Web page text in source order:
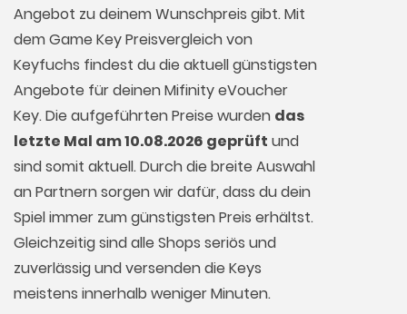
Angebot zu deinem Wunschpreis gibt. Mit
dem Game Key Preisvergleich von
Keyfuchs findest du die aktuell günstigsten
Angebote für deinen Mifinity eVoucher
Key. Die aufgeführten Preise wurden das
letzte Mal am 10.08.2026 geprüft und
sind somit aktuell. Durch die breite Auswahl
an Partnern sorgen wir dafür, dass du dein
Spiel immer zum günstigsten Preis erhältst.
Gleichzeitig sind alle Shops seriös und
zuverlässig und versenden die Keys
meistens innerhalb weniger Minuten.